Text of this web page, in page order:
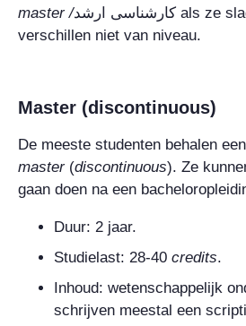
master /کارشناسی ارشد als ze
verschillen niet van niveau.
Master (discontinuous)
De meeste studenten behalen
master(discontinuous). Ze
gaan doen na een
Duur: 2 jaar.
Studielast: 28-40 credits.
Inhoud: wetenschappelijk
schrijven meestal een